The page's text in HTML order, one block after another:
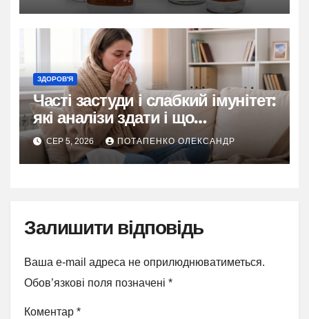
ЗДОРОВ'Я
Часті застуди і слабкий імунітет:
які аналізи здати і що
перевірити
СЕР 5, 2026 ПОТАПЕНКО ОЛЕКСАНДР
Залишити відповідь
Ваша e-mail адреса не оприлюднюватиметься.
Обов’язкові поля позначені *
Коментар *